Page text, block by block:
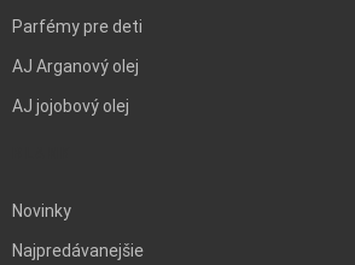
Parfémy pre deti
AJ Arganový olej
AJ jojobový olej
Novinky
Najpredávanejšie